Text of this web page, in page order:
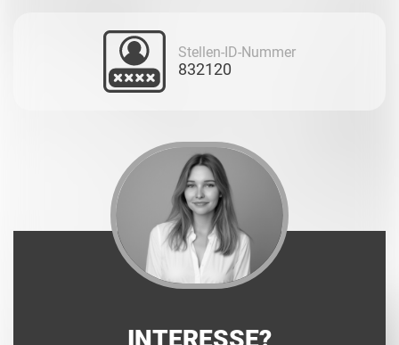
Stellen-ID-Nummer
832120
INTERESSE?